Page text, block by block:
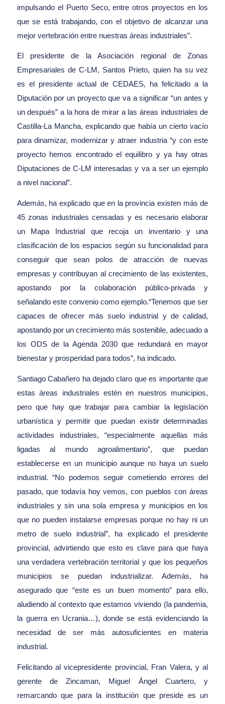
impulsando el Puerto Seco, entre otros proyectos en los
que se está trabajando, con el objetivo de alcanzar una
mejor vertebración entre nuestras áreas industriales”.
El presidente de la Asociación regional de Zonas
Empresariales de C-LM, Santos Prieto, quien ha su vez
es el presidente actual de CEDAES, ha felicitado a la
Diputación por un proyecto que va a significar “un antes y
un después” a la hora de mirar a las áreas industriales de
Castilla-La Mancha, explicando que había un cierto vacío
para dinamizar, modernizar y atraer industria “y con este
proyecto hemos encontrado el equilibro y ya hay otras
Diputaciones de C-LM interesadas y va a ser un ejemplo
a nivel nacional”.
Además, ha explicado que en la provincia existen más de
45 zonas industriales censadas y es necesario elaborar
un Mapa Industrial que recoja un inventario y una
clasificación de los espacios según su funcionalidad para
conseguir que sean polos de atracción de nuevas
empresas y contribuyan al crecimiento de las existentes,
apostando por la colaboración público-privada y
señalando este convenio como ejemplo.“Tenemos que ser
capaces de ofrecer más suelo industrial y de calidad,
apostando por un crecimiento más sostenible, adecuado a
los ODS de la Agenda 2030 que redundará en mayor
bienestar y prosperidad para todos”, ha indicado.
Santiago Cabañero ha dejado claro que es importante que
estas áreas industriales estén en nuestros municipios,
pero que hay que trabajar para cambiar la legislación
urbanística y permitir que puedan existir determinadas
actividades industriales, “especialmente aquellas más
ligadas al mundo agroalimentario”, que puedan
establecerse en un municipio aunque no haya un suelo
industrial. “No podemos seguir cometiendo errores del
pasado, que todavía hoy vemos, con pueblos con áreas
industriales y sin una sola empresa y municipios en los
que no pueden instalarse empresas porque no hay ni un
metro de suelo industrial”, ha explicado el presidente
provincial, advirtiendo que esto es clave para que haya
una verdadera vertebración territorial y que los pequeños
municipios se puedan industrializar. Además, ha
asegurado que “este es un buen momento” para ello,
aludiendo al contexto que estamos viviendo (la pandemia,
la guerra en Ucrania…), donde se está evidenciando la
necesidad de ser más autosuficientes en materia
industrial.
Felicitando al vicepresidente provincial, Fran Valera, y al
gerente de Zincaman, Miguel Ángel Cuartero, y
remarcando que para la institución que preside es un